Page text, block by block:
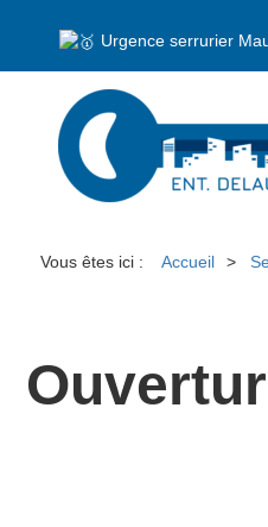
Urgence serrurier
Vous êtes ici : Accueil